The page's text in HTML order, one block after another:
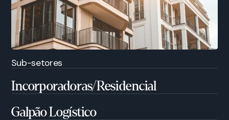
Sub-setores
Incorporadoras/Residencial
Galpão Logístico